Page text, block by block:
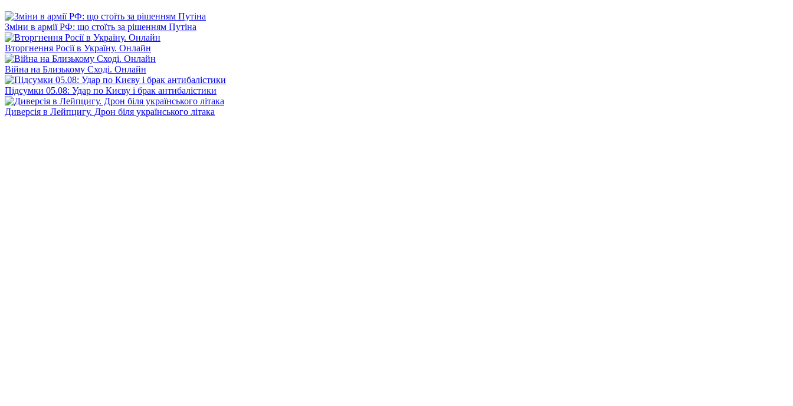
Зміни в армії РФ: що стоїть за рішенням Путіна
Вторгнення Росії в Україну. Онлайн
Війна на Близькому Сході. Онлайн
Підсумки 05.08: Удар по Києву і брак антибалістики
Диверсія в Лейпцигу. Дрон біля українського літака